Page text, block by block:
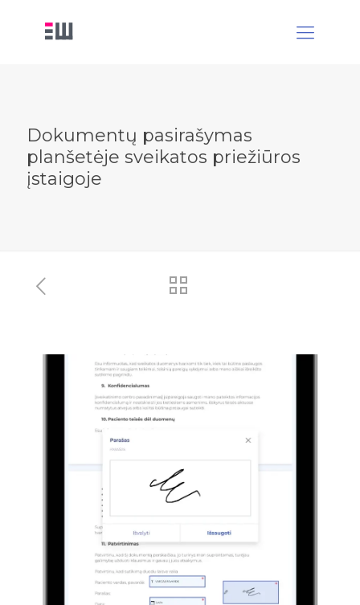
Dokumentų pasirašymas
planšetėje sveikatos priežiūros
įstaigoje